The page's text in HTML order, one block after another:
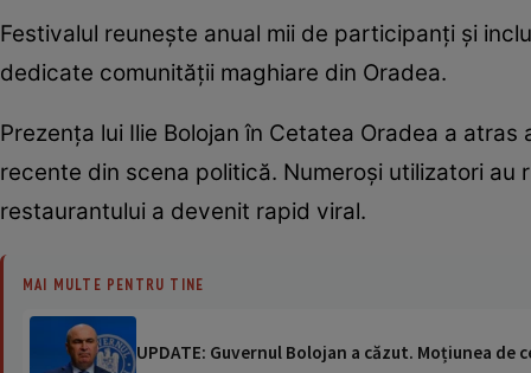
Festivalul reunește anual mii de participanți și
dedicate comunității maghiare din Oradea.
Prezența lui Ilie Bolojan în Cetatea Oradea a
recente din scena politică. Numeroși utilizatori
restaurantului a devenit rapid viral.
MAI MULTE PENTRU TINE
UPDATE: Guvernul Bolojan a căzut. Moțiunea de